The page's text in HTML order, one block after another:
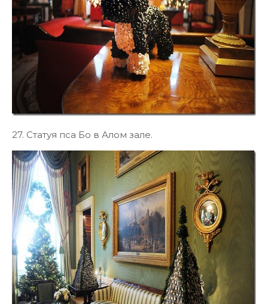
27. Статуя пса Бо в Алом зале.